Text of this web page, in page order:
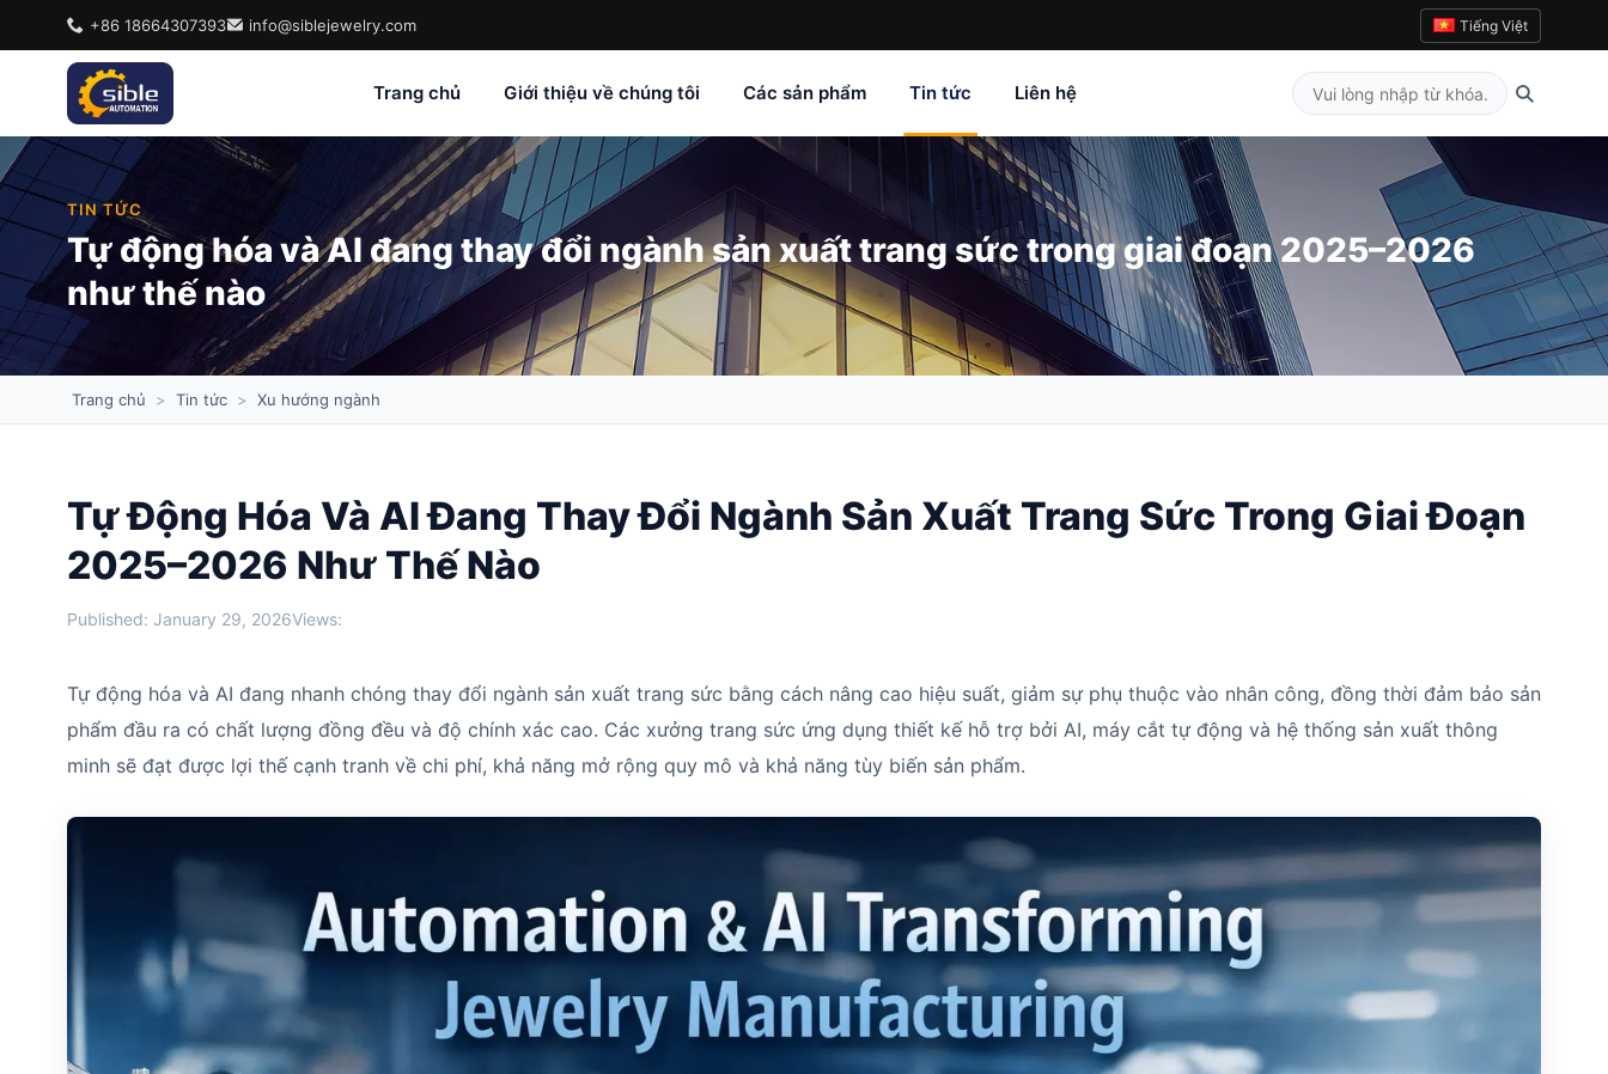
+86 18664307393 info@siblejewelry.com Tiếng Việt
Trang chủ Giới thiệu về chúng tôi Các sản phẩm Tin tức Liên hệ
TIN TỨC
Tự động hóa và AI đang thay đổi ngành sản xuất trang sức trong giai đoạn 2025–2026
như thế nào
Trang chủ > Tin tức > Xu hướng ngành
Tự Động Hóa Và AI Đang Thay Đổi Ngành Sản Xuất Trang Sức Trong Giai Đoạn
2025–2026 Như Thế Nào
Published: January 29, 2026Views:
Tự động hóa và AI đang nhanh chóng thay đổi ngành sản xuất trang sức bằng cách nâng cao hiệu suất, giảm sự phụ thuộc vào nhân công, đồng thời đảm bảo sản
phẩm đầu ra có chất lượng đồng đều và độ chính xác cao. Các xưởng trang sức ứng dụng thiết kế hỗ trợ bởi AI, máy cắt tự động và hệ thống sản xuất thông
minh sẽ đạt được lợi thế cạnh tranh về chi phí, khả năng mở rộng quy mô và khả năng tùy biến sản phẩm.